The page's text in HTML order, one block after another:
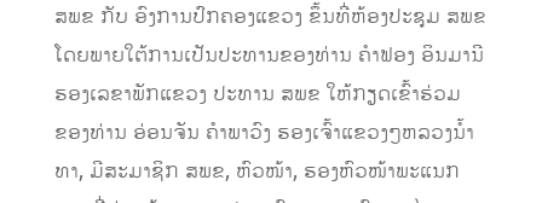
ສພຂ ກັບ ອົງການປົກຄອງແຂວງ ຂຶ້ນທີ່ຫ້ອງປະຊຸມ ສພຂ
ໂດຍພາຍໃຕ້ການເປັນປະທານຂອງທ່ານ ຄຳຟອງ ອິນມານີ
ຮອງເລຂາພັກແຂວງ ປະທານ ສພຂ ໃຫ້ກຽດເຂົ້າຮ່ວມ
ຂອງທ່ານ ອ່ອນຈັນ ຄຳພາວົງ ຮອງເຈົ້າແຂວງໆຫລວງນ້ຳ
ທາ, ມີສະມາຊິກ ສພຂ, ຫົວໜ້າ, ຮອງຫົວໜ້າພະແນກ